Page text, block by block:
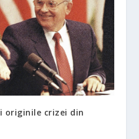
originile crizei din